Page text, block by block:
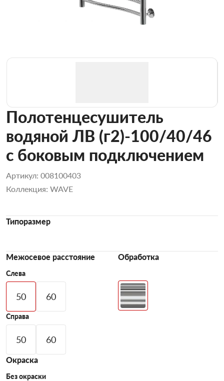
Полотенцесушитель
водяной ЛВ (г2)-100/40/46
с боковым подключением
Артикул: 008100403
Коллекция: WAVE
Типоразмер
Межосевое расстояние
Слева
50 60
Справа
50 60
Обработка
Окраска
Без окраски